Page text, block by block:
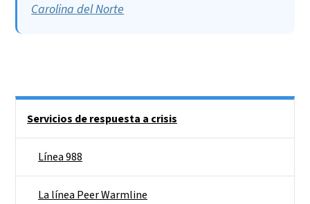
Carolina del Norte
Servicios de respuesta a crisis
Línea 988
La línea Peer Warmline